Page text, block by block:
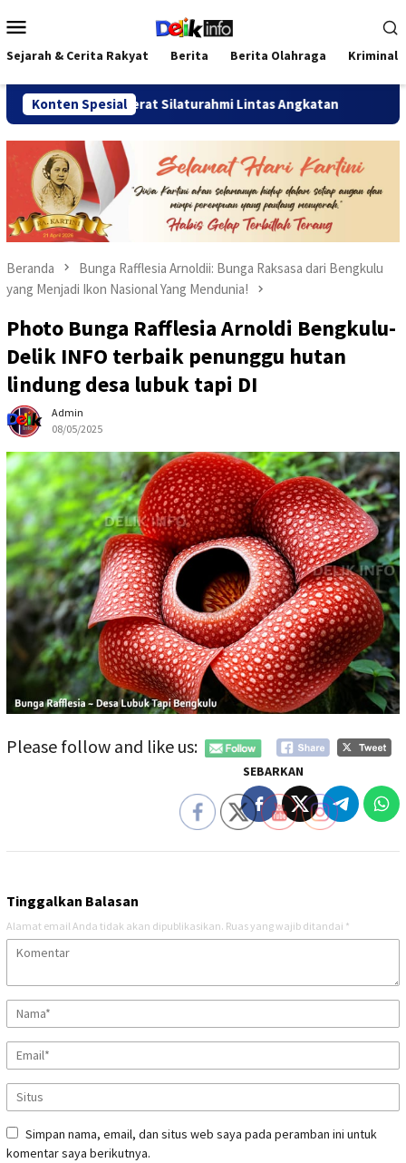
ke
kontenMobile
Sejarah & Cerita Rakyat Berita Berita Olahraga Kriminal
Konten Spesial
2026 Pererat Silaturahmi Lintas Angkatan
Beranda
Bunga Rafflesia Arnoldii: Bunga Raksasa dari Bengkulu
yang Menjadi Ikon Nasional Yang Mendunia!
Photo Bunga Rafflesia Arnoldi Bengkulu-
Delik INFO terbaik penunggu hutan
lindung desa lubuk tapi DI
Admin
08/05/2025
Please follow and like us:
SEBARKAN
Tinggalkan Balasan
Alamat email Anda tidak akan dipublikasikan. Ruas yang wajib ditandai *
Simpan nama, email, dan situs web saya pada peramban ini untuk
komentar saya berikutnya.